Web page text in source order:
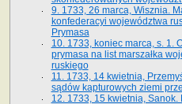
9. 1733, 26 marca, Wisznia.
konfederacyi województwa
Prymasa
10. 1733, koniec marca, s. 1.
prymasa na list marszałka
ruskiego
11. 1733, 14 kwietnia,
sądów kapturowych ziemi
12. 1733, 15 kwietnia, Sanok.